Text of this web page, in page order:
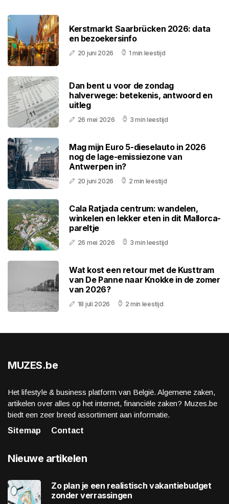
Kerstmarkt Saarbrücken 2026: data
en bezoekersinfo
20 juni 2026 1 min leestijd
Dan bent u voor de zondag
halverwege: betekenis, antwoord en
uitleg
26 mei 2026 3 min leestijd
Mag mijn Euro 5-dieselauto in 2026
nog de lage-emissiezone van
Antwerpen in?
20 juni 2026 2 min leestijd
Cala Ratjada centrum: wandelen,
winkelen en lekker eten in dit Mallorca-
pareltje
26 mei 2026 3 min leestijd
Wat kost een retour met de Kusttram
van De Panne naar Knokke in de zomer
van 2026?
18 juli 2026 2 min leestijd
MUZES.be
Het lifestyle & business platform van België. Algemene zaken,
artikelen over alles op het internet, financiële zaken? Muzes.be
biedt een zeer breed assortiment aan informatie.
Sitemap
Contact
Nieuwe artikelen
Zo plan je een realistisch vakantiebudget
zonder verrassingen